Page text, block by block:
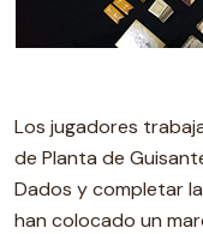
Los jugadores
de Planta de
Dados y completar
han colocado un